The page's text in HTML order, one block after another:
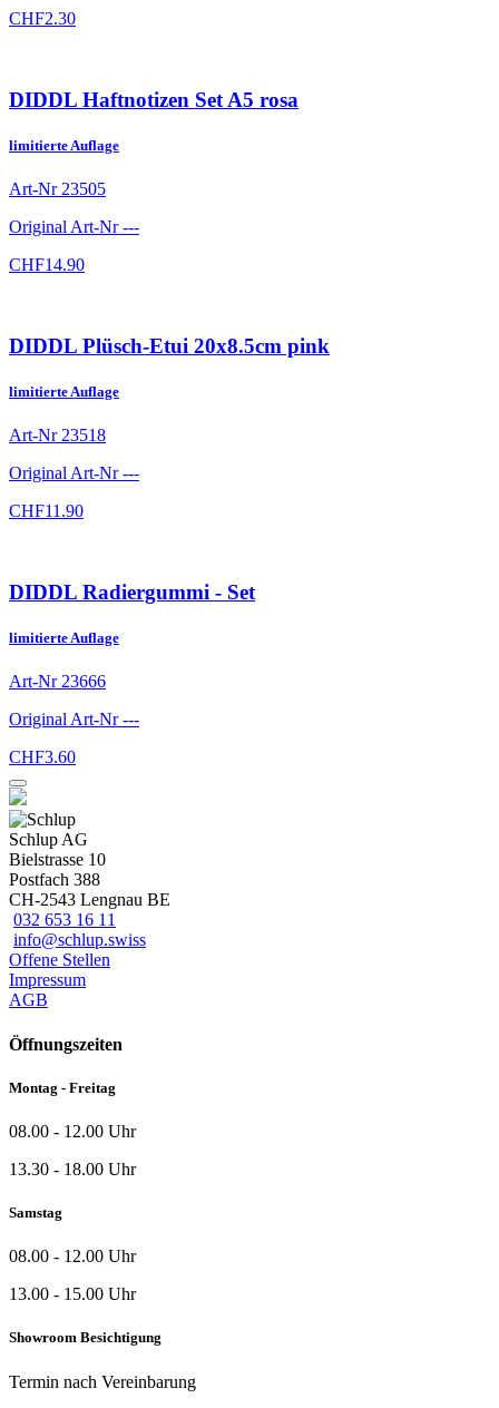
CHF2.30
DIDDL Haftnotizen Set A5 rosa
limitierte Auflage
Art-Nr 23505
Original Art-Nr---
CHF14.90
DIDDL Plüsch-Etui 20x8.5cm pink
limitierte Auflage
Art-Nr 23518
Original Art-Nr---
CHF11.90
DIDDL Radiergummi - Set
limitierte Auflage
Art-Nr 23666
Original Art-Nr---
CHF3.60
Schlup AG
Bielstrasse 10
Postfach 388
CH-2543 Lengnau BE
032 653 16 11
info@schlup.swiss
Offene Stellen
Impressum
AGB
Öffnungszeiten
Montag - Freitag
08.00 - 12.00 Uhr
13.30 - 18.00 Uhr
Samstag
08.00 - 12.00 Uhr
13.00 - 15.00 Uhr
Showroom Besichtigung
Termin nach Vereinbarung